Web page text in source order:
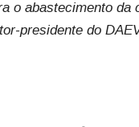
o abastecimento da
presidente do